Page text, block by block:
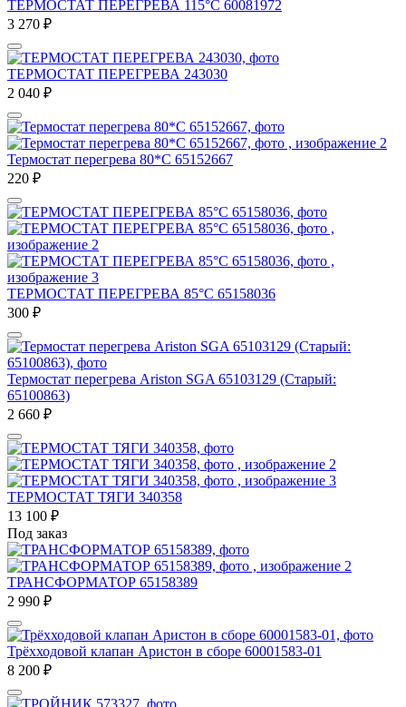
ТЕРМОСТАТ ПЕРЕГРЕВА 115°C 60081972
3 270 ₽
ТЕРМОСТАТ ПЕРЕГРЕВА 243030
2 040 ₽
Термостат перегрева 80*С 65152667
220 ₽
ТЕРМОСТАТ ПЕРЕГРЕВА 85°C 65158036
300 ₽
Термостат перегрева Ariston SGA 65103129 (Старый:
65100863)
2 660 ₽
ТЕРМОСТАТ ТЯГИ 340358
13 100 ₽
Под заказ
ТРАНСФОРМАТОР 65158389
2 990 ₽
Трёхходовой клапан Аристон в сборе 60001583-01
8 200 ₽